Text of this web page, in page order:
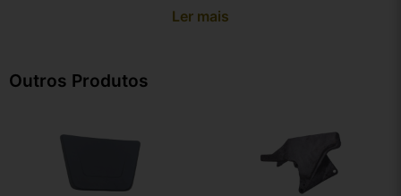
Ler mais
Outros Produtos